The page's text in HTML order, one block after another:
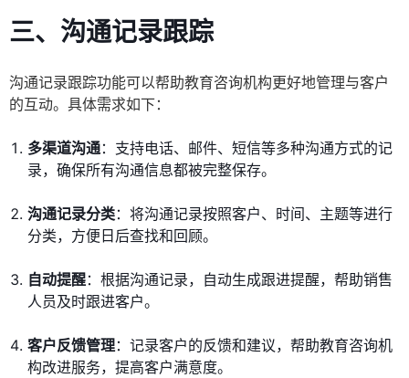
三、沟通记录跟踪
沟通记录跟踪功能可以帮助教育咨询机构更好地管理与客户
的互动。具体需求如下：
多渠道沟通：支持电话、邮件、短信等多种沟通方式的记
录，确保所有沟通信息都被完整保存。
沟通记录分类：将沟通记录按照客户、时间、主题等进行
分类，方便日后查找和回顾。
自动提醒：根据沟通记录，自动生成跟进提醒，帮助销售
人员及时跟进客户。
客户反馈管理：记录客户的反馈和建议，帮助教育咨询机
构改进服务，提高客户满意度。